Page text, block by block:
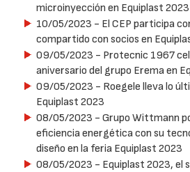
microinyección en Equiplast 2023
10/05/2023 - El CEP participa
compartido con socios en
09/05/2023 - Protecnic 1967
aniversario del grupo Erema en
09/05/2023 - Roegele lleva lo
Equiplast 2023
08/05/2023 - Grupo Wittmann
eficiencia energética con su
diseño en la feria Equiplast 2023
08/05/2023 - Equiplast 2023, el